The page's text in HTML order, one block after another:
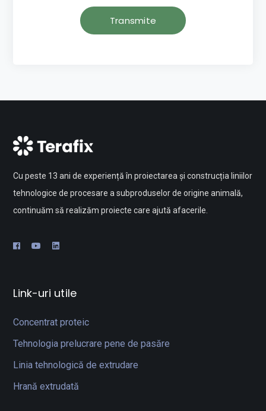
Cu peste 13 ani de experiență în proiectarea și construcția liniilor
tehnologice de procesare a subproduselor de origine animală,
continuăm să realizăm proiecte care ajută afacerile.
Link-uri utile
Concentrat proteic
Tehnologia prelucrare pene de pasăre
Linia tehnologică de extrudare
Hrană extrudată